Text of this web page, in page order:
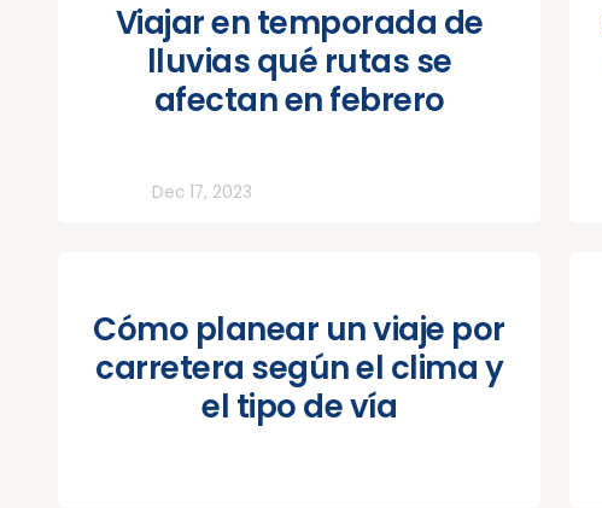
Viajar en temporada de
lluvias qué rutas se
afectan en febrero
Dec 17, 2023
Cómo planear un viaje por
carretera según el clima y
el tipo de vía